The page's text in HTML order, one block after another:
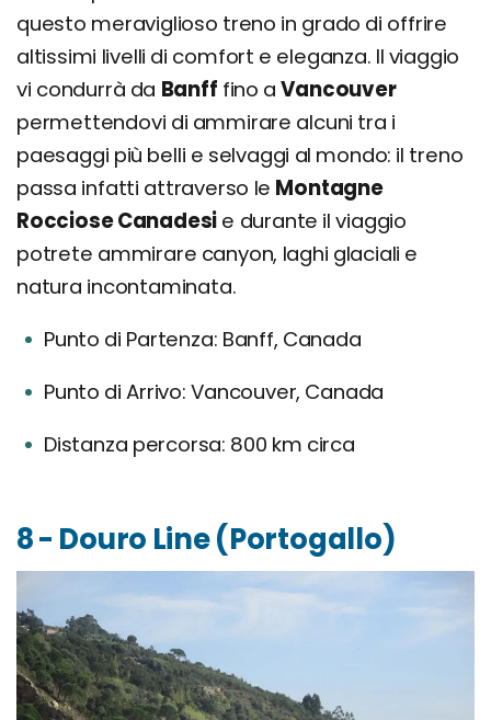
questo meraviglioso treno in grado di offrire
altissimi livelli di comfort e eleganza. Il viaggio
vi condurrà da Banff fino aVancouver
permettendovi di ammirare alcuni tra i
paesaggi più belli e selvaggi al mondo: il treno
passa infatti attraverso le Montagne
Rocciose Canadesi e durante il viaggio
potrete ammirare canyon, laghi glaciali e
natura incontaminata.
Punto di Partenza: Banff, Canada
Punto di Arrivo: Vancouver, Canada
Distanza percorsa: 800 km circa
8 - Douro Line (Portogallo)